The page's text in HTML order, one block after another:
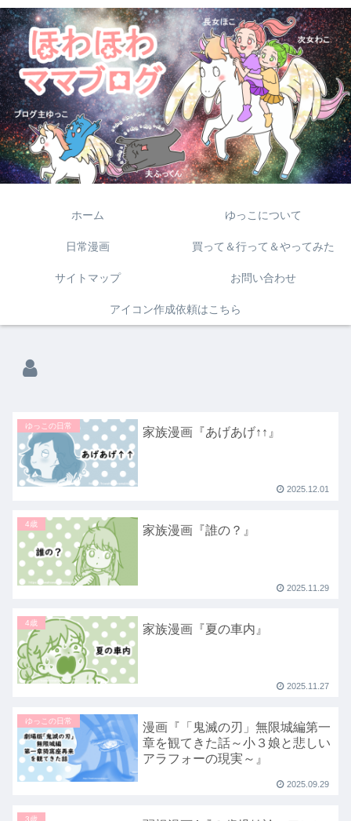
ホーム ゆっこについて
日常漫画 買って＆行って＆やってみた
サイトマップ お問い合わせ
アイコン作成依頼はこちら
ゆっこの日常 家族漫画『あげあげ↑↑』
2025.12.01
4歳 家族漫画『誰の？』
2025.11.29
4歳 家族漫画『夏の車内』
2025.11.27
ゆっこの日常
漫画『「鬼滅の刃」無限城編第一
章を観てきた話～小３娘と悲しい
アラフォーの現実～』
2025.09.29
3歳